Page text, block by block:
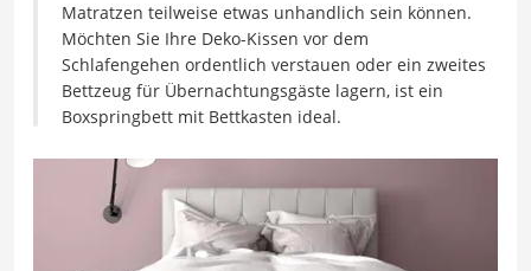
Matratzen teilweise etwas unhandlich sein können.
Möchten Sie Ihre Deko-Kissen vor dem
Schlafengehen ordentlich verstauen oder ein zweites
Bettzeug für Übernachtungsgäste lagern, ist ein
Boxspringbett mit Bettkasten ideal.